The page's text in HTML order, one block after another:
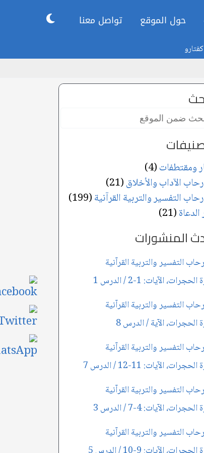
حول الموقع تواصل معنا
ومقتطفات(4)
الآداب والأخلاق(21)
التفسير والتربية القرآنية(199)
الدعاة(21)
المنشورات
التفسير والتربية القرآنية
الآيات: 1-2 / الدرس 1
التفسير والتربية القرآنية
الحجرات، الآية / الدرس 8
التفسير والتربية القرآنية
الآيات: 11-12 / الدرس 7
التفسير والتربية القرآنية
الآيات: 4-7 / الدرس 3
التفسير والتربية القرآنية